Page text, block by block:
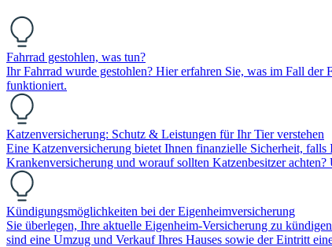
Fahrrad gestohlen, was tun?
Ihr Fahrrad wurde gestohlen? Hier erfahren Sie, was im Fall
funktioniert.
Katzenversicherung: Schutz & Leistungen für Ihr Tier verstehen
Eine Katzenversicherung bietet Ihnen finanzielle Sicherheit,
Krankenversicherung und worauf sollten Katzenbesitzer
Kündigungsmöglichkeiten bei der Eigenheimversicherung
Sie überlegen, Ihre aktuelle Eigenheim-Versicherung zu
sind eine Umzug und Verkauf Ihres Hauses sowie der Eintritt